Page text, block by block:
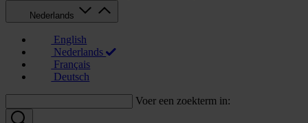
Nederlands
English
Nederlands
Français
Deutsch
Voer een zoekterm in: